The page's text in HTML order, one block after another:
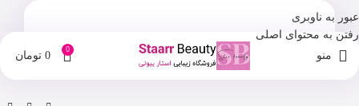
عبور به ناوبری
رفتن به محتوای اصلی
منو 0
0 تومان
فروشگاه اسپری مو